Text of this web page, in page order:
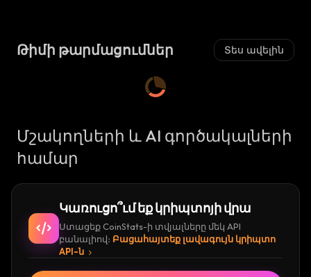
Թիմի թարմացումներ Տես ավելին
Մշակողների և AI գործակալների
համար
Կառուցո՞ւմ եք կրիպտոյի վրա
Ստացեք CoinStats-ի տվյալները մեկ API
բանալիով։ Բացահայտեք լավագույն կրիպտո
API-ն